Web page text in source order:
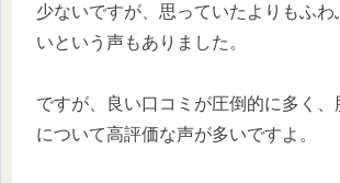
少ないですが、思っていたよりもふわ
いという声もありました。
ですが、良い口コミが圧倒的に多く、
について高評価な声が多いですよ。